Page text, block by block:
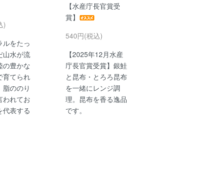
)
ルをたっ
山水が流
の豊かな
育てられ
ののり
われてお
代表する
【水産庁長官賞受
賞】
540円(税込)
【2025年12月水産
庁長官賞受賞】銀鮭
と昆布・とろろ昆布
を一緒にレンジ調
理。昆布を香る逸品
です。